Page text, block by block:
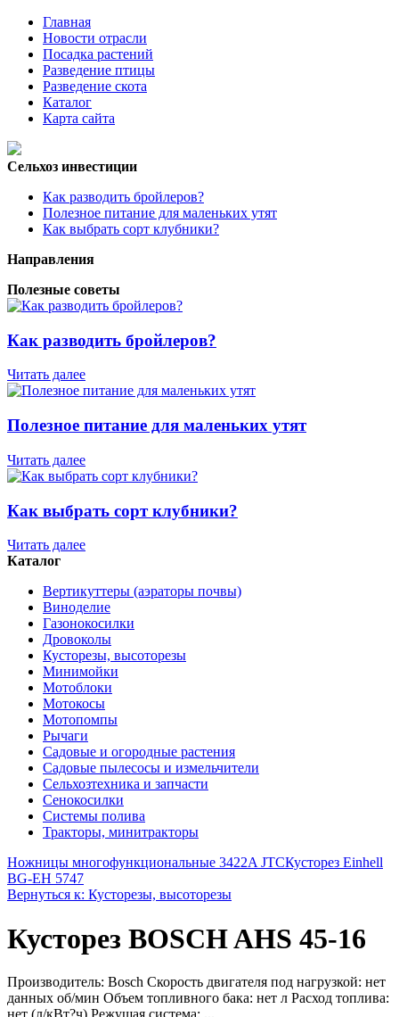
Главная
Новости отрасли
Посадка растений
Разведение птицы
Разведение скота
Каталог
Карта сайта
Сельхоз инвестиции
Как разводить бройлеров?
Полезное питание для маленьких утят
Как выбрать сорт клубники?
Направления
Полезные советы
Как разводить бройлеров?
Читать далее
Полезное питание для маленьких утят
Читать далее
Как выбрать сорт клубники?
Читать далее
Каталог
Вертикуттеры (аэраторы почвы)
Виноделие
Газонокосилки
Дровоколы
Кусторезы, высоторезы
Минимойки
Мотоблоки
Мотокосы
Мотопомпы
Рычаги
Садовые и огородные растения
Садовые пылесосы и измельчители
Сельхозтехника и запчасти
Сенокосилки
Системы полива
Тракторы, минитракторы
Ножницы многофункциональные 3422A JTCКусторез Einhell
BG-EH 5747
Вернуться к: Кусторезы, высоторезы
Кусторез BOSCH AHS 45-16
Производитель: Bosch Скорость двигателя под нагрузкой: нет
данных об/мин Объем топливного бака: нет л Расход топлива: